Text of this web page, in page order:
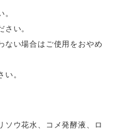
い。
ない場合はご使用をおやめ
。
ソウ花水、コメ発酵液、ロ